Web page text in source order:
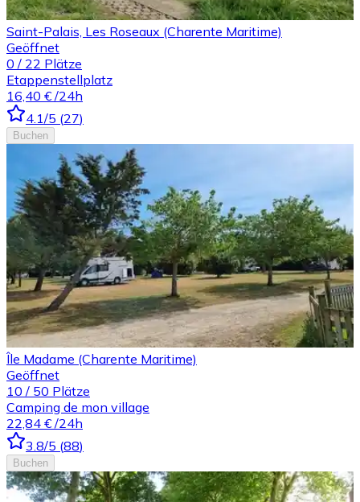
Saint-Palais, Les Roseaux (Charente Maritime)
Geöffnet
0 / 22 Plätze
Etappenstellplatz
16,40 € /24h
4.1/5 (27)
Buchen
Île Madame (Charente Maritime)
Geöffnet
10 / 50 Plätze
Camping de mon village
22,84 € /24h
3.8/5 (88)
Buchen